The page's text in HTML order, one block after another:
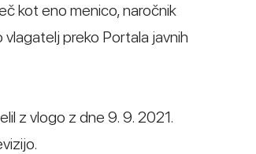
kot eno menico, naročnik
preko Portala javnih
z vlogo z dne 9. 9. 2021.